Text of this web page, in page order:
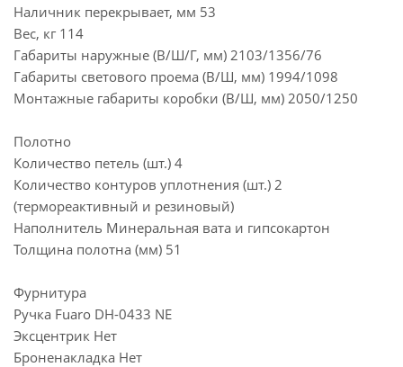
Наличник перекрывает, мм 53
Вес, кг 114
Габариты наружные (В/Ш/Г, мм) 2103/1356/76
Габариты светового проема (В/Ш, мм) 1994/1098
Монтажные габариты коробки (В/Ш, мм) 2050/1250
Полотно
Количество петель (шт.) 4
Количество контуров уплотнения (шт.) 2
(термореактивный и резиновый)
Наполнитель Минеральная вата и гипсокартон
Толщина полотна (мм) 51
Фурнитура
Ручка Fuaro DH-0433 NE
Эксцентрик Нет
Броненакладка Нет